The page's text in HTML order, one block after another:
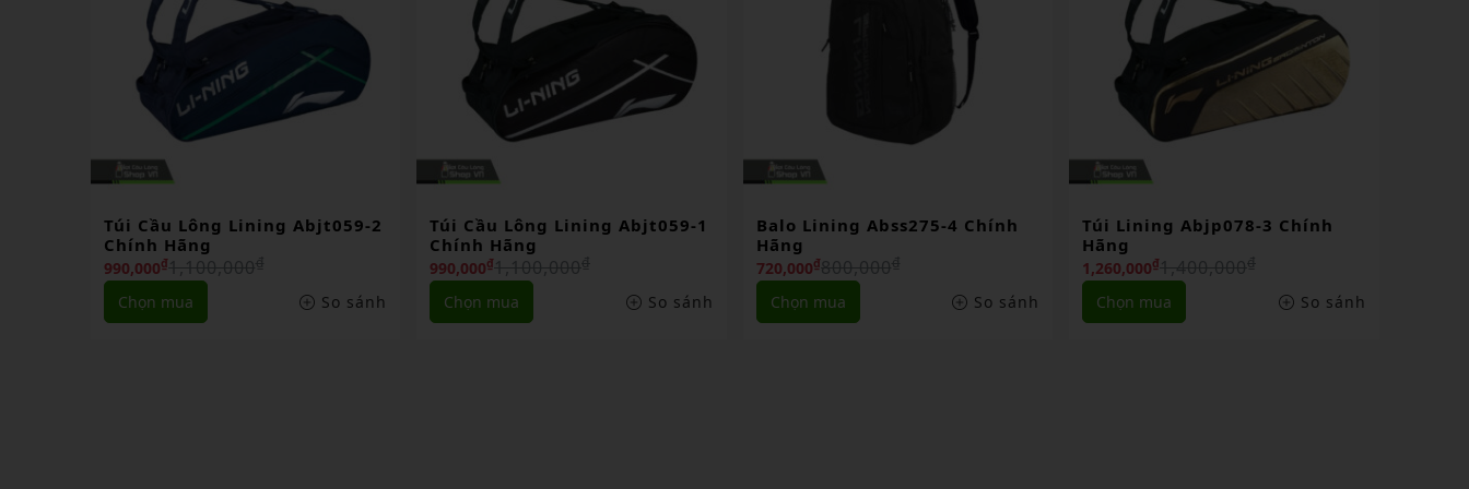
Túi Cầu Lông Lining Abjt059-1
Chính Hãng
990,000₫1,100,000₫
Chọn mua So sánh
Balo Lining Abss275-4 Chính
Hãng
720,000₫800,000₫
Chọn mua So sánh
Túi Lining Abjp078-3 Chính
Hãng
1,260,000 ₫1,400,000
Chọn mua So sánh
Balo Lining Absr142-6 Chính
Hãng
720,000₫800,000₫
Chọn mua So sánh